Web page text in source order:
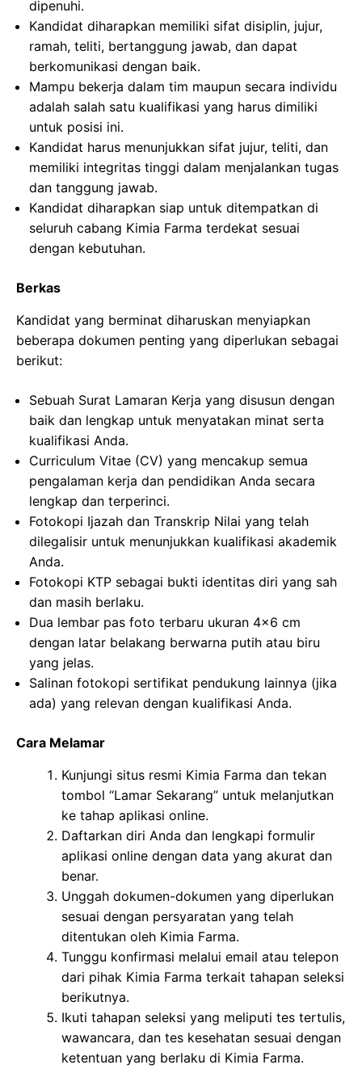
dipenuhi.
Kandidat diharapkan memiliki sifat disiplin, jujur,
ramah, teliti, bertanggung jawab, dan dapat
berkomunikasi dengan baik.
Mampu bekerja dalam tim maupun secara individu
adalah salah satu kualifikasi yang harus dimiliki
untuk posisi ini.
Kandidat harus menunjukkan sifat jujur, teliti, dan
memiliki integritas tinggi dalam menjalankan tugas
dan tanggung jawab.
Kandidat diharapkan siap untuk ditempatkan di
seluruh cabang Kimia Farma terdekat sesuai
dengan kebutuhan.
Berkas
Kandidat yang berminat diharuskan menyiapkan
beberapa dokumen penting yang diperlukan sebagai
berikut:
Sebuah Surat Lamaran Kerja yang disusun dengan
baik dan lengkap untuk menyatakan minat serta
kualifikasi Anda.
Curriculum Vitae (CV) yang mencakup semua
pengalaman kerja dan pendidikan Anda secara
lengkap dan terperinci.
Fotokopi Ijazah dan Transkrip Nilai yang telah
dilegalisir untuk menunjukkan kualifikasi akademik
Anda.
Fotokopi KTP sebagai bukti identitas diri yang sah
dan masih berlaku.
Dua lembar pas foto terbaru ukuran 4×6 cm
dengan latar belakang berwarna putih atau biru
yang jelas.
Salinan fotokopi sertifikat pendukung lainnya (jika
ada) yang relevan dengan kualifikasi Anda.
Cara Melamar
Kunjungi situs resmi Kimia Farma dan tekan
tombol “Lamar Sekarang” untuk melanjutkan
ke tahap aplikasi online.
Daftarkan diri Anda dan lengkapi formulir
aplikasi online dengan data yang akurat dan
benar.
Unggah dokumen-dokumen yang diperlukan
sesuai dengan persyaratan yang telah
ditentukan oleh Kimia Farma.
Tunggu konfirmasi melalui email atau telepon
dari pihak Kimia Farma terkait tahapan seleksi
berikutnya.
Ikuti tahapan seleksi yang meliputi tes tertulis,
wawancara, dan tes kesehatan sesuai dengan
ketentuan yang berlaku di Kimia Farma.